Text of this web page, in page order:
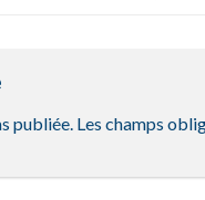
publiée. Les champs